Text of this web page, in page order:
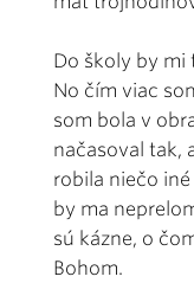
Do školy by
No čím viac
som bola v
načasoval tak,
robila niečo
by ma
sú kázne, o
Bohom.